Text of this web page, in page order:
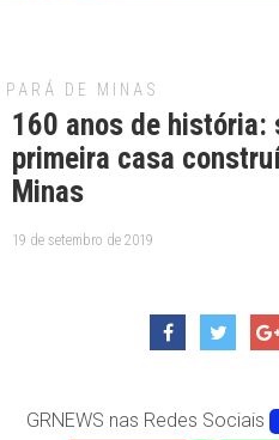
PARÁ DE MINAS
160 anos de história:
primeira casa
Minas
19 de setembro de 2019
GRNEWS nas Redes Sociais